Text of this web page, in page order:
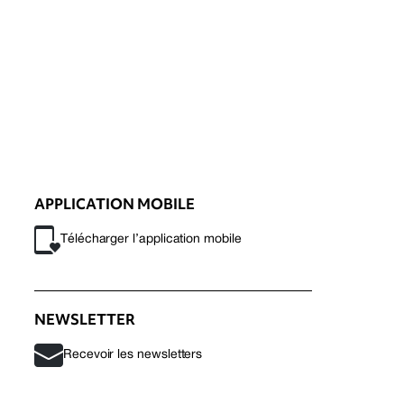
APPLICATION MOBILE
Télécharger l’application mobile
NEWSLETTER
Recevoir les newsletters